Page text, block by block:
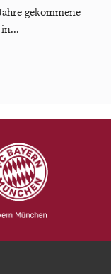
gekommene